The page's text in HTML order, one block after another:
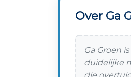
Over Ga
Ga Groen
duidelijke